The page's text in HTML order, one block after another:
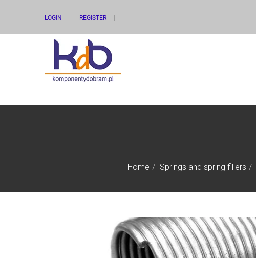
LOGIN REGISTER
Home Springs and spring fillers